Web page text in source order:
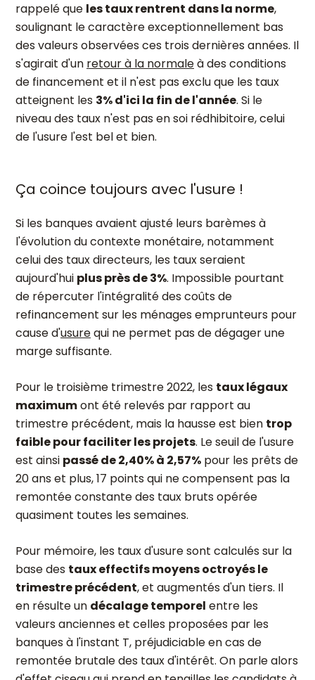
rappelé que les taux rentrent dans la norme,
soulignant le caractère exceptionnellement bas
des valeurs observées ces trois dernières années. Il
s'agirait d'un retour à la normaleà des conditions
de financement et il n'est pas exclu que les taux
atteignent les 3% d'ici la fin de l'année. Si le
niveau des taux n'est pas en soi rédhibitoire, celui
de l'usure l'est bel et bien.
Ça coince toujours avec l'usure !
Si les banques avaient ajusté leurs barèmes à
l'évolution du contexte monétaire, notamment
celui des taux directeurs, les taux seraient
aujourd'hui plus près de 3%. Impossible pourtant
de répercuter l'intégralité des coûts de
refinancement sur les ménages emprunteurs pour
cause d'usurequi ne permet pas de dégager une
marge suffisante.
Pour le troisième trimestre 2022, les taux légaux
maximumont été relevés par rapport au
trimestre précédent, mais la hausse est bien trop
faible pour faciliter les projets. Le seuil de l'usure
est ainsi passé de 2,40% à 2,57% pour les prêts de
20 ans et plus, 17 points qui ne compensent pas la
remontée constante des taux bruts opérée
quasiment toutes les semaines.
Pour mémoire, les taux d'usure sont calculés sur la
base des taux effectifs moyens octroyés le
trimestre précédent, et augmentés d'un tiers. Il
en résulte un décalage temporel entre les
valeurs anciennes et celles proposées par les
banques à l'instant T, préjudiciable en cas de
remontée brutale des taux d'intérêt. On parle alors